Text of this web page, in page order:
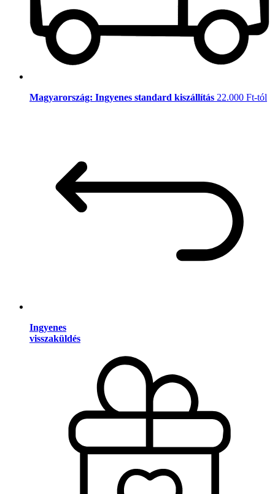
Magyarország: Ingyenes standard kiszállítás 22.000 Ft-tól
Ingyenes
visszaküldés